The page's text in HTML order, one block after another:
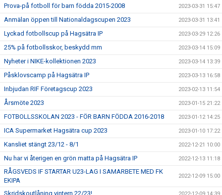
Prova-på fotboll för barn födda 2015-2008 2023-03-31 15:47
Anmälan öppen till Nationaldagscupen 2023 2023-03-31 13:41
Lyckad fotbollscup på Hagsätra IP 2023-03-29 12:26
25% på fotbollsskor, beskydd mm 2023-03-14 15:09
Nyheter i NIKE-kollektionen 2023 2023-03-14 13:39
Påsklovscamp på Hagsätra IP 2023-03-13 16:58
Inbjudan RIF Företagscup 2023 2023-02-13 11:54
Årsmöte 2023 2023-01-15 21:22
FOTBOLLSSKOLAN 2023 - FÖR BARN FÖDDA 2016-2018 2023-01-12 14:25
ICA Supermarket Hagsätra cup 2023 2023-01-10 17:22
Kansliet stängt 23/12 - 8/1 2022-12-21 10:00
Nu har vi återigen en grön matta på Hagsätra IP 2022-12-13 11:18
RÅGSVEDS IF STARTAR U23-LAG I SAMARBETE MED FK
EKIPA
2022-12-09 15:00
Skridskoutlåning vintern 22/23!